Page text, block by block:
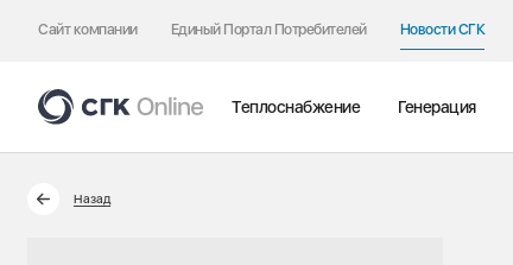
Сайт компании Единый Портал Потребителей Новости СГК
Теплоснабжение Генерация
Назад